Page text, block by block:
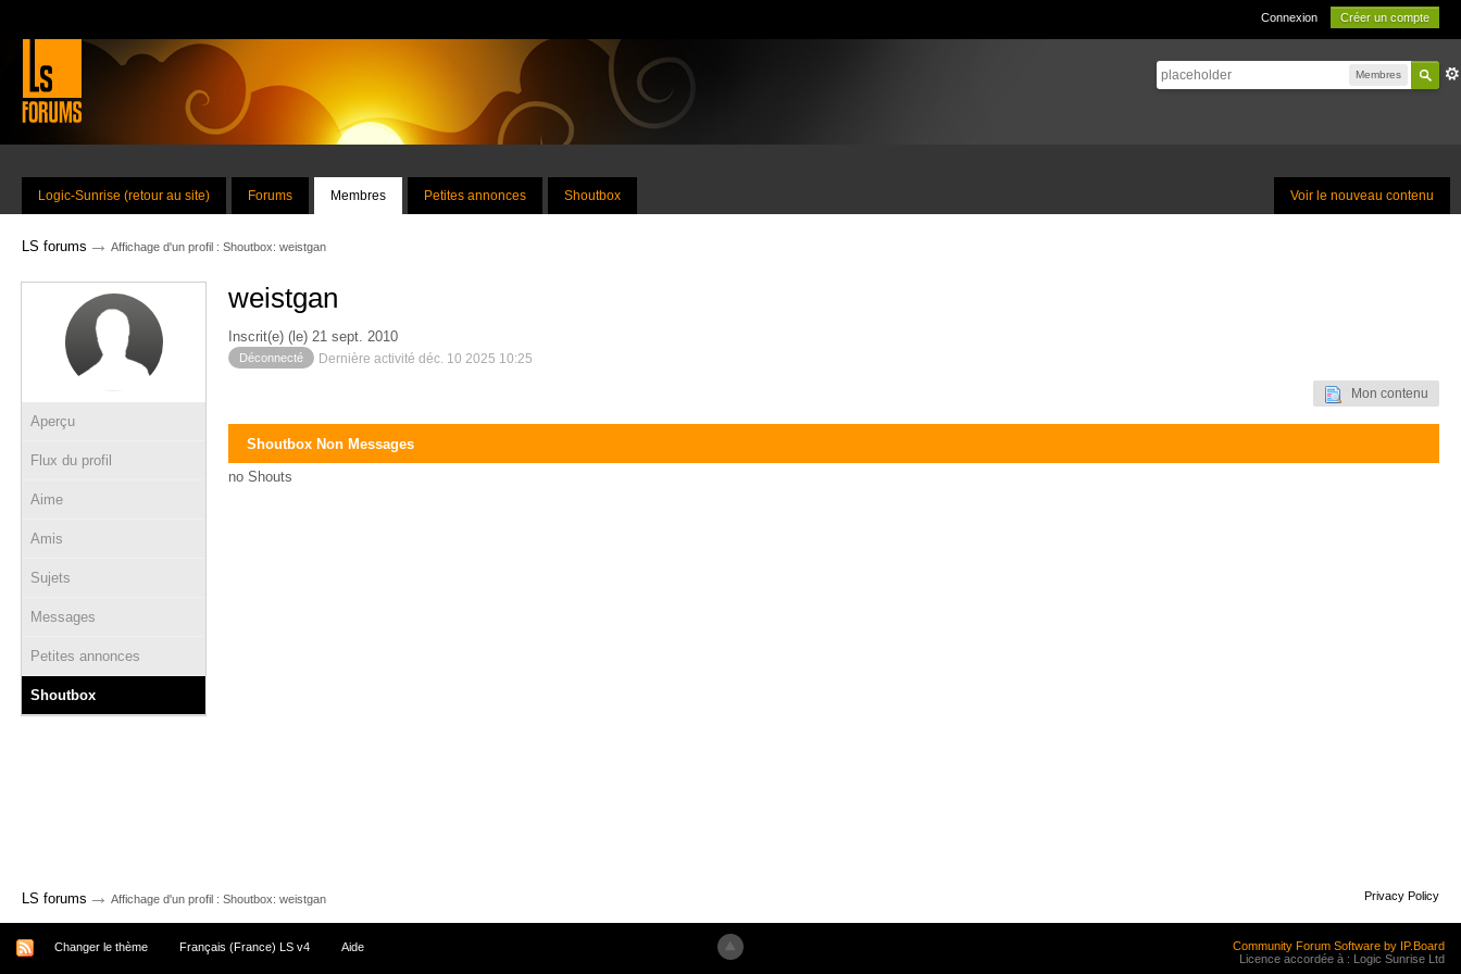
Connexion Créer un compte
Membres
Voir le nouveau contenu
Logic-Sunrise (retour au site) Forums Membres Petites annonces Shoutbox
LS forums → Affichage d'un profil : Shoutbox: weistgan
Aperçu
Flux du profil
Aime
Amis
Sujets
Messages
Petites annonces
Shoutbox
weistgan
Inscrit(e) (le) 21 sept. 2010
Déconnecté Dernière activité déc. 10 2025 10:25
Mon contenu
Shoutbox Non Messages
no Shouts
LS forums → Affichage d'un profil : Shoutbox: weistgan Privacy Policy
Changer le thème Français (France) LS v4 Aide
Community Forum Software by IP.Board
Licence accordée à : Logic Sunrise Ltd